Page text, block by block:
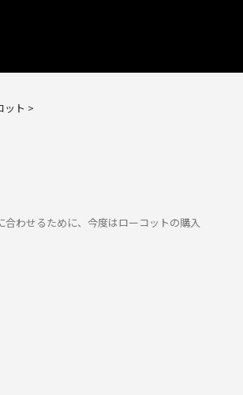
ット >
わせるために、今度はローコットの購入